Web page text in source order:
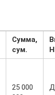
Сумма,
сум.
25 000